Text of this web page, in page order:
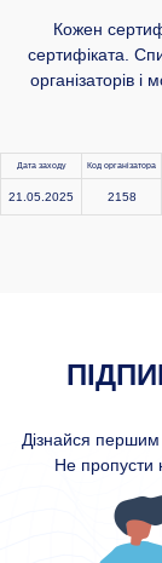
Кожен
сертифіката.
організаторів і
Дата заходу Код організатора
21.05.2025 2158
Дізнайся першим
Не пропусти